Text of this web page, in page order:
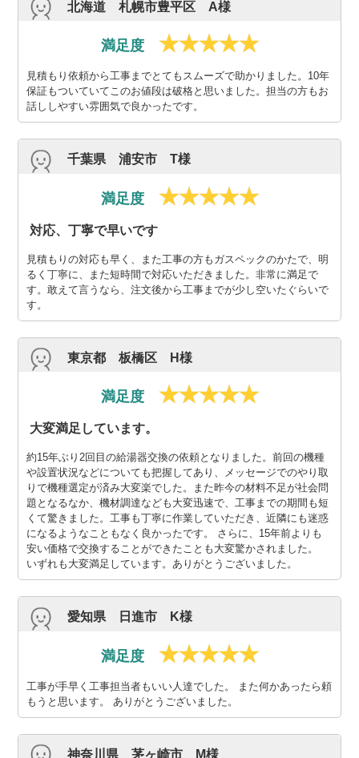
北海道 札幌市豊平区 A様
満足度
見積もり依頼から工事までとてもスムーズで助かりました。10年
保証もついていてこのお値段は破格と思いました。担当の方もお
話ししやすい雰囲気で良かったです。
千葉県 浦安市 T様
満足度
対応、丁寧で早いです
見積もりの対応も早く、また工事の方もガスペックのかたで、明
るく丁寧に、また短時間で対応いただきました。非常に満足で
す。敢えて言うなら、注文後から工事までが少し空いたぐらいで
す。
東京都 板橋区 H様
満足度
大変満足しています。
約15年ぶり2回目の給湯器交換の依頼となりました。前回の機種
や設置状況などについても把握してあり、メッセージでのやり取
りで機種選定が済み大変楽でした。また昨今の材料不足が社会問
題となるなか、機材調達なども大変迅速で、工事までの期間も短
くて驚きました。工事も丁寧に作業していただき、近隣にも迷惑
になるようなこともなく良かったです。 さらに、15年前よりも
安い価格で交換することができたことも大変驚かされました。
いずれも大変満足しています。ありがとうございました。
愛知県 日進市 K様
満足度
工事が手早く工事担当者もいい人達でした。 また何かあったら頼
もうと思います。 ありがとうございました。
神奈川県 茅ヶ崎市 M様